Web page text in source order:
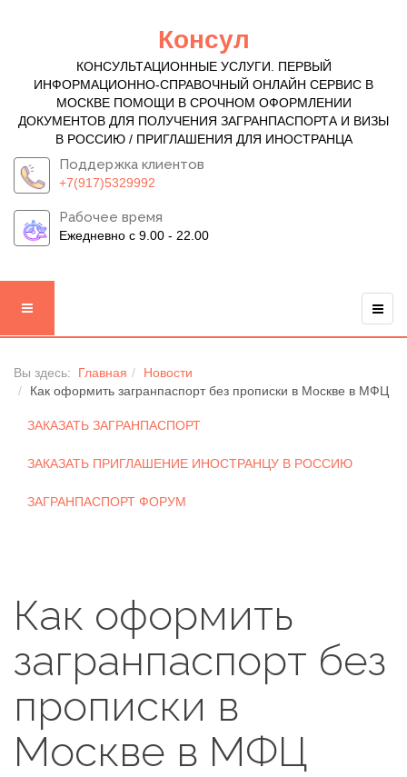
Консул
КОНСУЛЬТАЦИОННЫЕ УСЛУГИ. ПЕРВЫЙ
ИНФОРМАЦИОННО-СПРАВОЧНЫЙ ОНЛАЙН СЕРВИС В
МОСКВЕ ПОМОЩИ В СРОЧНОМ ОФОРМЛЕНИИ
ДОКУМЕНТОВ ДЛЯ ПОЛУЧЕНИЯ ЗАГРАНПАСПОРТА И ВИЗЫ
В РОССИЮ / ПРИГЛАШЕНИЯ ДЛЯ ИНОСТРАНЦА
Поддержка клиентов
+7(917)5329992
Рабочее время
Ежедневно с 9.00 - 22.00
Вы здесь: Главная
Новости
Как оформить загранпаспорт без прописки в Москве в МФЦ
ЗАКАЗАТЬ ЗАГРАНПАСПОРТ
ЗАКАЗАТЬ ПРИГЛАШЕНИЕ ИНОСТРАНЦУ В РОССИЮ
ЗАГРАНПАСПОРТ ФОРУМ
Как оформить
загранпаспорт без
прописки в
Москве в МФЦ